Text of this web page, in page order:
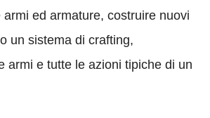
ed armature, costruire nuovi
un sistema di crafting,
armi e tutte le azioni tipiche di un